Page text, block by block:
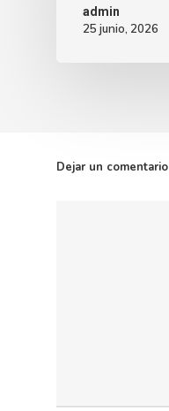
admin
25 junio, 2026
Dejar un comentario